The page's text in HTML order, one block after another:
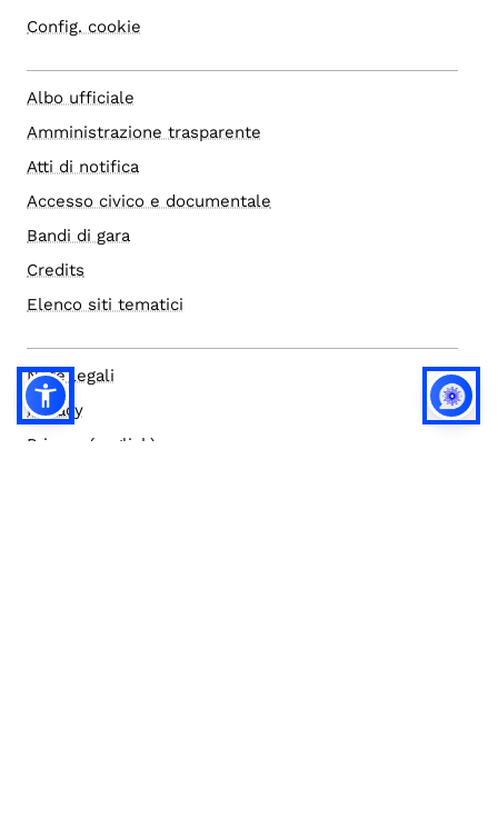
Config. cookie
Albo ufficiale
Amministrazione trasparente
Atti di notifica
Accesso civico e documentale
Bandi di gara
Credits
Elenco siti tematici
Note legali
Privacy
Privacy (english)